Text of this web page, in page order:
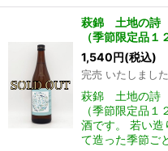
萩錦 土地の
（季節限定品１
1,540円(税込)
完売 いたしました
萩錦 土地の詩
（季節限定品
酒です。 若い造
て造った季節ご